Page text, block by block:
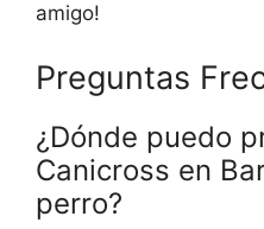
amigo!
Preguntas
¿Dónde puedo
Canicross en
perro?